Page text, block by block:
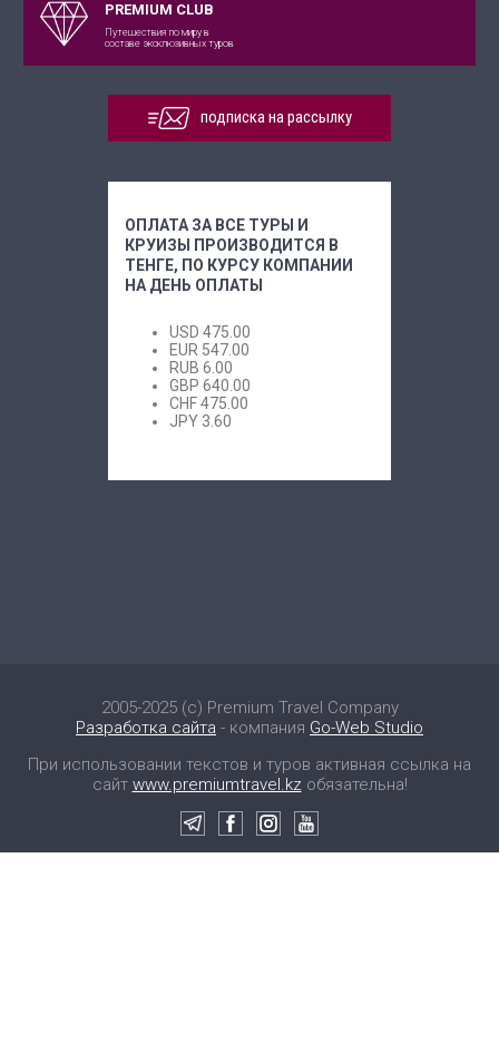
PREMIUM CLUB
Путешествия по миру в
составе эксклюзивных туров
подписка на рассылку
ОПЛАТА ЗА ВСЕ ТУРЫ И
КРУИЗЫ ПРОИЗВОДИТСЯ В
ТЕНГЕ, ПО КУРСУ КОМПАНИИ
НА ДЕНЬ ОПЛАТЫ
USD 475.00
EUR 547.00
RUB 6.00
GBP 640.00
CHF475.00
JPY 3.60
2005-2025 (c) Premium Travel Company
Разработка сайта - компания Go-Web Studio
При использовании текстов и туров активная ссылка на
сайт www.premiumtravel.kzобязательна!